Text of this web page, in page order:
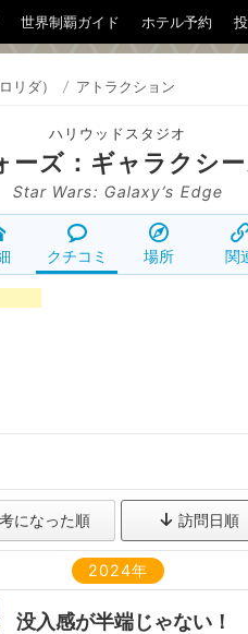
世界制覇ガイド ホテル予約
リダ） / アトラクション
ハリウッドスタジオ
ーズ：ギャラクシ
Star Wars: Galaxy’s Edge
クチコミ 場所 関
になった順 訪問日順
2024年
没入感が半端じゃない！